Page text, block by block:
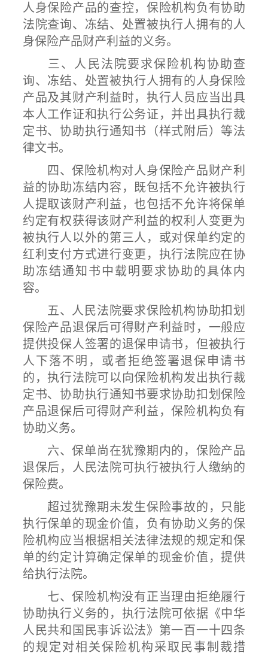
人身保险产品的查控，保险机构负有协助
法院查询、冻结、处置被执行人拥有的人
身保险产品财产利益的义务。
三、人民法院要求保险机构协助查
询、冻结、处置被执行人拥有的人身保险
产品及其财产利益时，执行人员应当出具
本人工作证和执行公务证，并出具执行裁
定书、协助执行通知书（样式附后）等法
律文书。
四、保险机构对人身保险产品财产利
益的协助冻结内容，既包括不允许被执行
人提取该财产利益，也包括不允许将保单
约定有权获得该财产利益的权利人变更为
被执行人以外的第三人，或对保单约定的
红利支付方式进行变更，执行法院应在协
助冻结通知书中载明要求协助的具体内
容。
五、人民法院要求保险机构协助扣划
保险产品退保后可得财产利益时，一般应
提供投保人签署的退保申请书，但被执行
人下落不明，或者拒绝签署退保申请书
的，执行法院可以向保险机构发出执行裁
定书、协助执行通知书要求协助扣划保险
产品退保后可得财产利益，保险机构负有
协助义务。
六、保单尚在犹豫期内的，保险产品
退保后，人民法院可执行被执行人缴纳的
保险费。
超过犹豫期未发生保险事故的，只能
执行保单的现金价值，负有协助义务的保
险机构应当根据相关法律法规的规定和保
单的约定计算确定保单的现金价值，提供
给执行法院。
七、保险机构没有正当理由拒绝履行
协助执行义务的，执行法院可依据《中华
人民共和国民事诉讼法》第一百一十四条
的规定对相关保险机构采取民事制裁措